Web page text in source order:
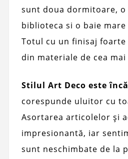
sunt doua dormitoare, o
biblioteca si o baie
Totul cu un finisaj
din materiale de cea
Stilul Art Deco este
corespunde uluitor cu
Asortarea articolelor și
impresionantă, iar
sunt neschimbate de la